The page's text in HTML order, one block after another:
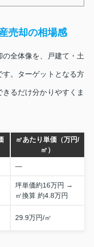
売却の相場感
全体像を、戸建て・土
。ターゲットとなる方
るだけ分かりやすくま
㎡あたり単価（万円/
㎡）
—
坪単価約16万円 →
㎡換算 約4.8万円
29.9万円/㎡